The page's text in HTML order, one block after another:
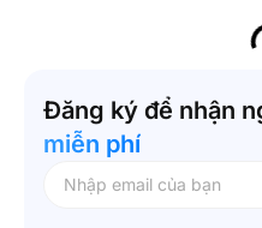
Đăng ký để nhận
miễn phí